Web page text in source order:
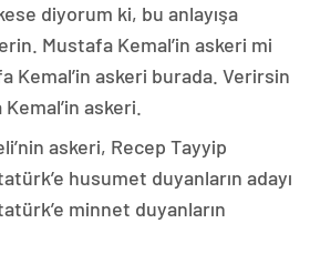
diyorum ki, bu anlayışa
Mustafa Kemal’in askeri mi
Kemal’in askeri burada. Verirsin
askeri.
askeri, Recep Tayyip
husumet duyanların adayı
minnet duyanların